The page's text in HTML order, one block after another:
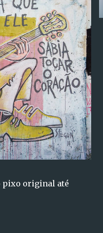
pixo original até